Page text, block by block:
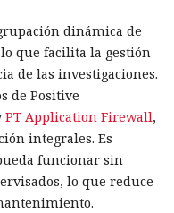
dinámica de
que facilita la gestión
de las investigaciones.
de Positive
PT Application Firewall,
integrales. Es
funcionar sin
lo que reduce